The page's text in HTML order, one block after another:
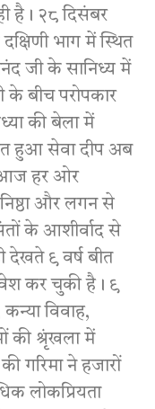
है। २८ दिसंबर
भाग में स्थित
जी के सानिध्य में
के बीच परोपकार
की बेला में
हुआ सेवा दीप अब
आज हर ओर
निष्ठा और लगन से
के आशीर्वाद से
देखते ९ वर्ष बीत
कर चुकी है। ९
कन्या विवाह,
की श्रृंखला में
गरिमा ने हजारों
लोकप्रियता